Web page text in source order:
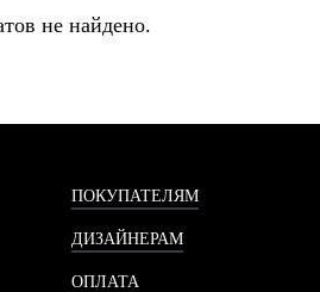
не найдено.
ПОКУПАТЕЛЯМ
ДИЗАЙНЕРАМ
ОПЛАТА